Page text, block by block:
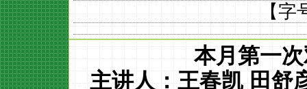
【字
本月第一
主讲人：王春凯 田舒